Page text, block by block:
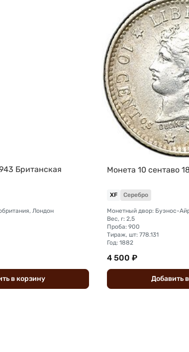
Британская
Лондон
вкорзину
Монета 10 сентаво
XF Серебро
Монетный двор: Буэнос-
Вес, г: 2,5
Проба: 900
Тираж, шт: 778.131
Год: 1882
4 500 ₽
Добавить в